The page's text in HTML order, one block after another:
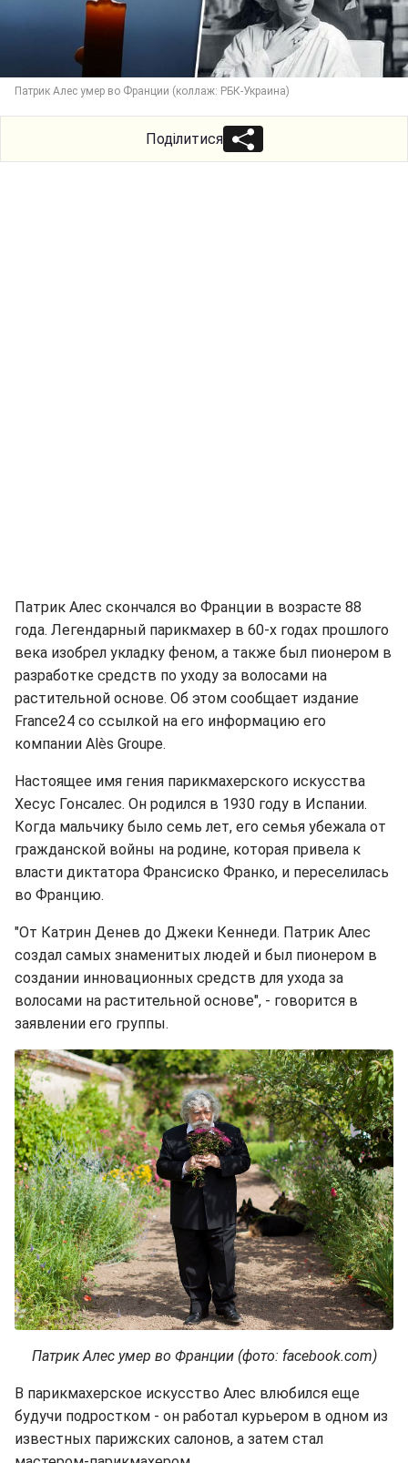
Патрик Алес умер во Франции (коллаж: РБК-Украина)
Поділитися
Патрик Алес скончался во Франции в возрасте 88
года. Легендарный парикмахер в 60-х годах прошлого
века изобрел укладку феном, а также был пионером в
разработке средств по уходу за волосами на
растительной основе. Об этом сообщает издание
France24 со ссылкой на его информацию его
компании Alès Groupe.
Настоящее имя гения парикмахерского искусства
Хесус Гонсалес. Он родился в 1930 году в Испании.
Когда мальчику было семь лет, его семья убежала от
гражданской войны на родине, которая привела к
власти диктатора Франсиско Франко, и переселилась
во Францию.
"От Катрин Денев до Джеки Кеннеди. Патрик Алес
создал самых знаменитых людей и был пионером в
создании инновационных средств для ухода за
волосами на растительной основе", - говорится в
заявлении его группы.
Патрик Алес умер во Франции (фото: facebook.com)
В парикмахерское искусство Алес влюбился еще
будучи подростком - он работал курьером в одном из
известных парижских салонов, а затем стал